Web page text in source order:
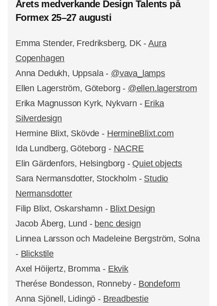
Årets medverkande Design Talents på
Formex 25–27 augusti
Emma Stender, Fredriksberg, DK -Aura
Copenhagen
Anna Dedukh, Uppsala - @vava_lamps
Ellen Lagerström, Göteborg - @ellen.lagerstrom
Erika Magnusson Kyrk, Nykvarn - Erika
Silverdesign
Hermine Blixt, Skövde - HermineBlixt.com
Ida Lundberg, Göteborg - NACRE
Elin Gärdenfors, Helsingborg - Quiet objects
Sara Nermansdotter, Stockholm - Studio
Nermansdotter
Filip Blixt, Oskarshamn - Blixt Design
Jacob Åberg, Lund - benc design
Linnea Larsson och Madeleine Bergström, Solna
- Blickstile
Axel Höijertz, Bromma - Ekvik
Therése Bondesson, Ronneby - Bondeform
Anna Sjönell, Lidingö - Breadbestie